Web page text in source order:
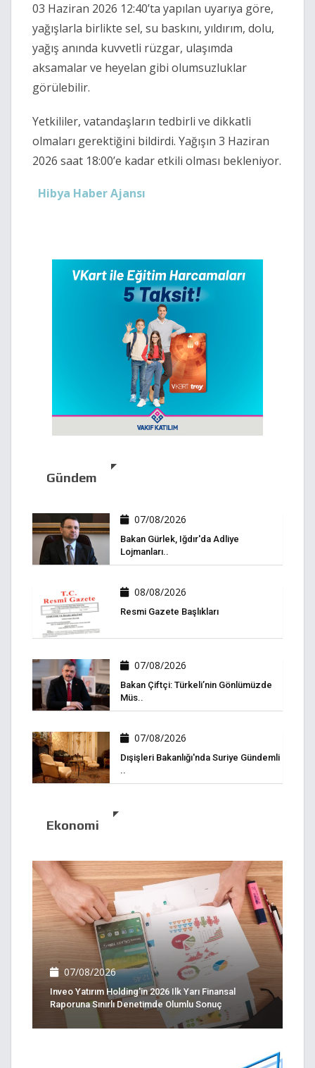
03 Haziran 2026 12:40’ta yapılan uyarıya göre,
yağışlarla birlikte sel, su baskını, yıldırım, dolu,
yağış anında kuvvetli rüzgar, ulaşımda
aksamalar ve heyelan gibi olumsuzluklar
görülebilir.
Yetkililer, vatandaşların tedbirli ve dikkatli
olmaları gerektiğini bildirdi. Yağışın 3 Haziran
2026 saat 18:00’e kadar etkili olması bekleniyor.
Hibya Haber Ajansı
Gündem
07/08/2026
Bakan Gürlek, Iğdır'da Adliye
Lojmanları..
08/08/2026
Resmi Gazete Başlıkları
07/08/2026
Bakan Çiftçi: Türkeli’nin Gönlümüzde
Müs..
07/08/2026
Dışişleri Bakanlığı'nda Suriye Gündemli
..
Ekonomi
07/08/2026
Inveo Yatırım Holding'in 2026 Ilk Yarı Finansal
Raporuna Sınırlı Denetimde Olumlu Sonuç